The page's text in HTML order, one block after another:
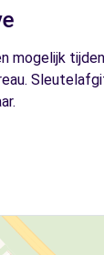
mogelijk